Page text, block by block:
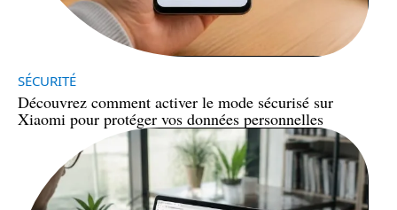
SÉCURITÉ
Découvrez comment activer le mode sécurisé sur
Xiaomi pour protéger vos données personnelles